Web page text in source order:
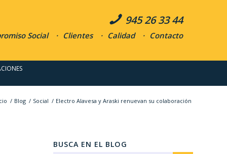
945 26 33 44
Social Clientes Calidad Contacto
/ Blog / Social / Electro Alavesa y Araski renuevan su colaboración
BUSCA EN EL BLOG